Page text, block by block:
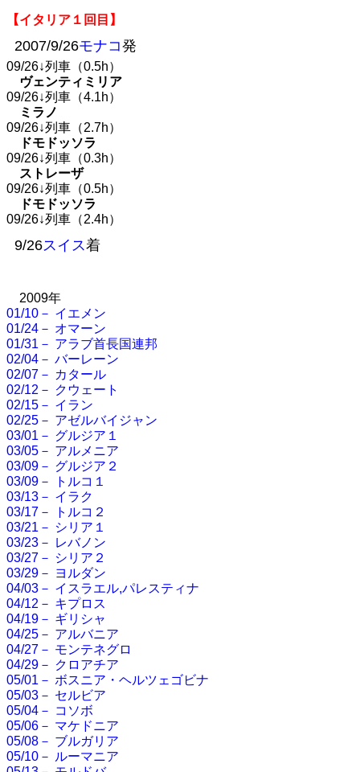
【イタリア１回目】
2007/9/26モナコ発
09/26↓列車（0.5h）
ヴェンティミリア
09/26↓列車（4.1h）
ミラノ
09/26↓列車（2.7h）
ドモドッソラ
09/26↓列車（0.3h）
ストレーザ
09/26↓列車（0.5h）
ドモドッソラ
09/26↓列車（2.4h）
9/26スイス着
2009年
01/10－ イエメン
01/24－ オマーン
01/31－ アラブ首長国連邦
02/04－ バーレーン
02/07－ カタール
02/12－ クウェート
02/15－ イラン
02/25－ アゼルバイジャン
03/01－ グルジア１
03/05－ アルメニア
03/09－ グルジア２
03/09－ トルコ１
03/13－ イラク
03/17－ トルコ２
03/21－ シリア１
03/23－ レバノン
03/27－ シリア２
03/29－ ヨルダン
04/03－ イスラエル,パレスティナ
04/12－ キプロス
04/19－ ギリシャ
04/25－ アルバニア
04/27－ モンテネグロ
04/29－ クロアチア
05/01－ ボスニア・ヘルツェゴビナ
05/03－ セルビア
05/04－ コソボ
05/06－ マケドニア
05/08－ ブルガリア
05/10－ ルーマニア